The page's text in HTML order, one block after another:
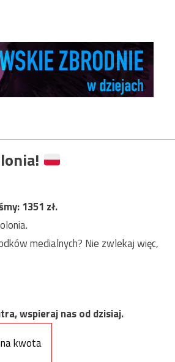
1351 zł.
medialnych? Nie zwlekaj więc,
wspieraj nas od dzisiaj.
kwota